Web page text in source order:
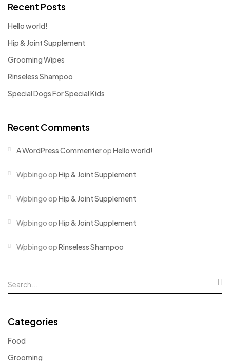
Recent Posts
Hello world!
Hip & Joint Supplement
Grooming Wipes
Rinseless Shampoo
Special Dogs For Special Kids
Recent Comments
A WordPress CommenteropHello world!
WpbingoopHip & Joint Supplement
WpbingoopHip & Joint Supplement
WpbingoopHip & Joint Supplement
WpbingoopRinseless Shampoo
Categories
Food
Grooming